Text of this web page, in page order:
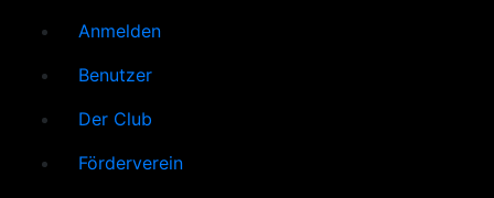
Anmelden
Benutzer
Der Club
Förderverein